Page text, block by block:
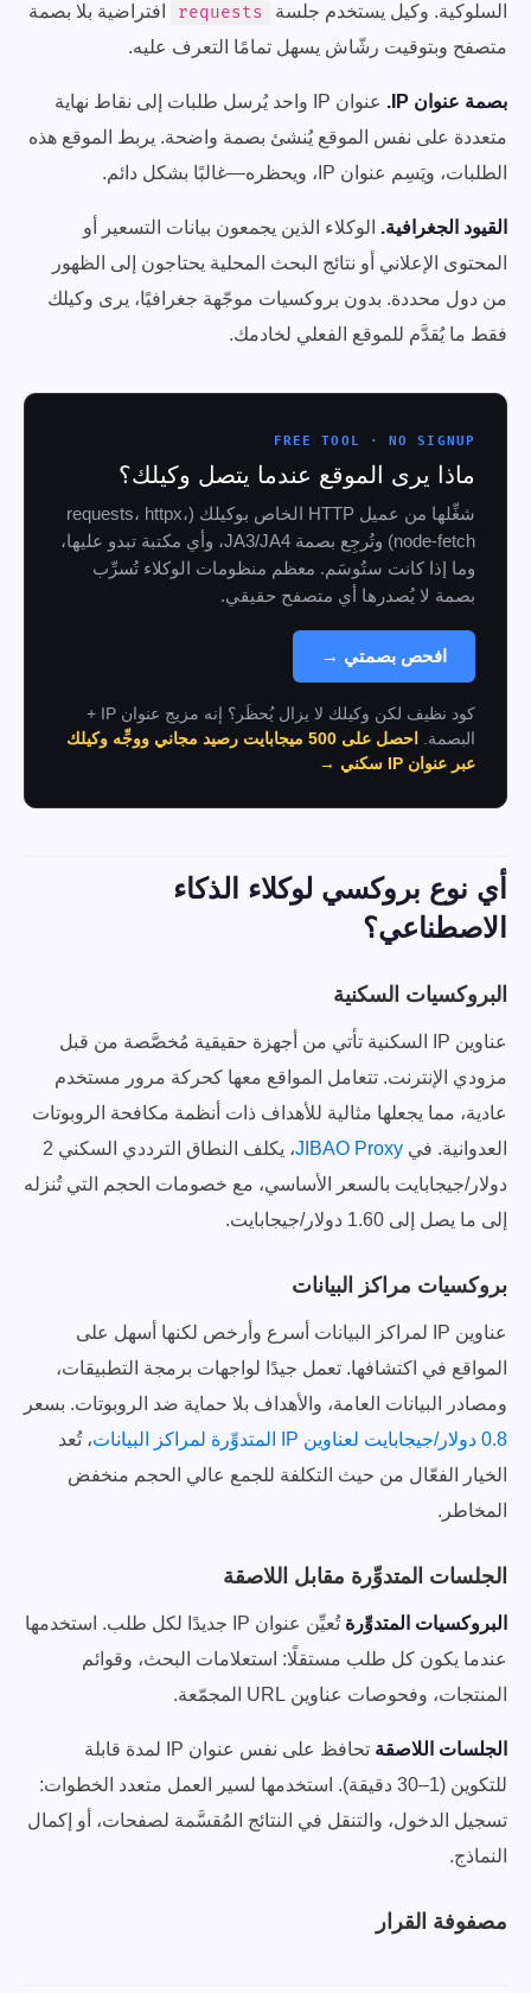
السلوكية. وكيل يستخدم جلسة
requests
افتراضية بلا بصمة
متصفح وبتوقيت رشّاش يسهل تمامًا التعرف عليه.
بصمة عنوان IP.
عنوان IP واحد يُرسل طلبات إلى نقاط نهاية
متعددة على نفس الموقع يُنشئ بصمة واضحة. يربط الموقع هذه
الطلبات، ويَسِم عنوان IP، ويحظره—غالبًا بشكل دائم.
القيود الجغرافية. الوكلاء الذين يجمعون بيانات التسعير أو
المحتوى الإعلاني أو نتائج البحث المحلية يحتاجون إلى الظهور
من دول محددة. بدون بروكسيات موجّهة جغرافيًا، يرى وكيلك
فقط ما يُقدَّم للموقع الفعلي لخادمك.
FREE TOOL · NO SIGNUP
ماذا يرى الموقع عندما يتصل وكيلك؟
شغِّلها من عميل HTTP الخاص بوكيلك (requests، httpx،
node-fetch) وتُرجِع بصمة JA3/JA4، وأي مكتبة تبدو عليها،
وما إذا كانت ستُوسَم. معظم منظومات الوكلاء تُسرِّب
بصمة لا يُصدرها أي متصفح حقيقي.
افحص بصمتي →
كود نظيف لكن وكيلك لا يزال يُحظَر؟ إنه مزيج عنوان IP +
البصمة.
احصل على 500 ميجابايت رصيد مجاني ووجِّه وكيلك
عبر عنوان IP سكني →
أي نوع بروكسي لوكلاء الذكاء
الاصطناعي؟
البروكسيات السكنية
عناوين IP السكنية تأتي من أجهزة حقيقية مُخصَّصة من قبل
مزودي الإنترنت. تتعامل المواقع معها كحركة مرور مستخدم
عادية، مما يجعلها مثالية للأهداف ذات أنظمة مكافحة الروبوتات
العدوانية. في JIBAO Proxy
، يكلف النطاق الترددي السكني 2
دولار/جيجابايت بالسعر الأساسي، مع خصومات الحجم التي تُنزله
إلى ما يصل إلى 1.60 دولار/جيجابايت.
بروكسيات مراكز البيانات
عناوين IP لمراكز البيانات أسرع وأرخص لكنها أسهل على
المواقع في اكتشافها. تعمل جيدًا لواجهات برمجة التطبيقات،
ومصادر البيانات العامة، والأهداف بلا حماية ضد الروبوتات. بسعر
0.8 دولار/جيجابايت لعناوين IP المتدوِّرة لمراكز البيانات
، تُعد
الخيار الفعّال من حيث التكلفة للجمع عالي الحجم منخفض
المخاطر.
الجلسات المتدوِّرة مقابل اللاصقة
البروكسيات المتدوِّرة
تُعيِّن عنوان IP جديدًا لكل طلب. استخدمها
عندما يكون كل طلب مستقلًا: استعلامات البحث، وقوائم
المنتجات، وفحوصات عناوين URL المجمّعة.
الجلسات اللاصقة
تحافظ على نفس عنوان IP لمدة قابلة
للتكوين (1–30 دقيقة). استخدمها لسير العمل متعدد الخطوات:
تسجيل الدخول، والتنقل في النتائج المُقسَّمة لصفحات، أو إكمال
النماذج.
مصفوفة القرار